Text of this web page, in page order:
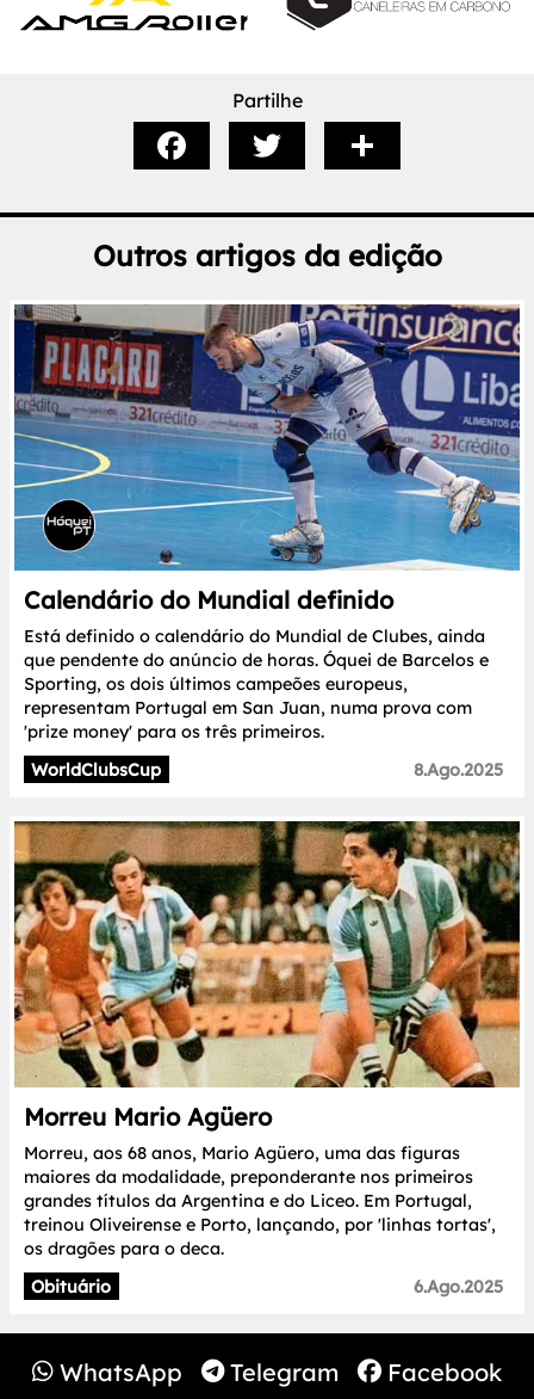
Partilhe
Outros artigos da edição
Calendário do Mundial definido
Está definido o calendário do Mundial de Clubes, ainda
que pendente do anúncio de horas. Óquei de Barcelos e
Sporting, os dois últimos campeões europeus,
representam Portugal em San Juan, numa prova com
'prize money' para os três primeiros.
WorldClubsCup
8.Ago.2025
Morreu Mario Agüero
Morreu, aos 68 anos, Mario Agüero, uma das figuras
maiores da modalidade, preponderante nos primeiros
grandes títulos da Argentina e do Liceo. Em Portugal,
treinou Oliveirense e Porto, lançando, por 'linhas tortas',
os dragões para o deca.
Obituário
6.Ago.2025
WhatsApp Telegram
Facebook